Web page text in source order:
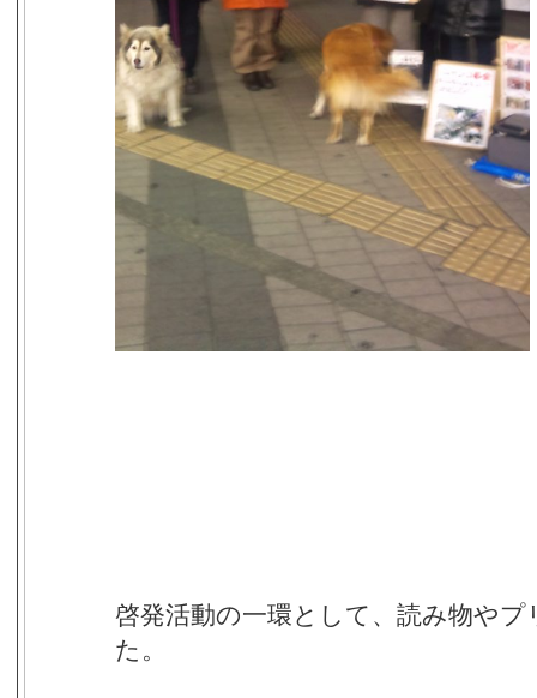
啓発活動の一環として、読み物や
た。